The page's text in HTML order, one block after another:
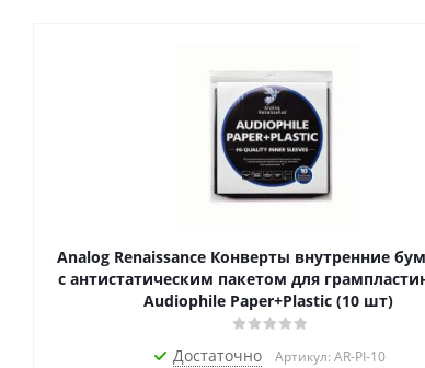
Analog Renaissance Конверты внутренние
с антистатическим пакетом для
Audiophile Paper+Plastic (10 шт)
Достаточно Артикул: AR-PI-10